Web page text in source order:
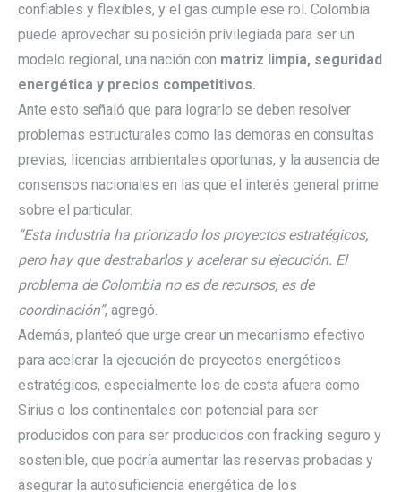
confiables y flexibles, y el gas cumple ese rol. Colombia
puede aprovechar su posición privilegiada para ser un
modelo regional, una nación con matriz limpia, seguridad
energética y precios competitivos.
Ante esto señaló que para lograrlo se deben resolver
problemas estructurales como las demoras en consultas
previas, licencias ambientales oportunas, y la ausencia de
consensos nacionales en las que el interés general prime
sobre el particular.
“Esta industria ha priorizado los proyectos estratégicos,
pero hay que destrabarlos y acelerar su ejecución. El
problema de Colombia no es de recursos, es de
coordinación”, agregó.
Además, planteó que urge crear un mecanismo efectivo
para acelerar la ejecución de proyectos energéticos
estratégicos, especialmente los de costa afuera como
Sirius o los continentales con potencial para ser
producidos con para ser producidos con fracking seguro y
sostenible, que podría aumentar las reservas probadas y
asegurar la autosuficiencia energética de los